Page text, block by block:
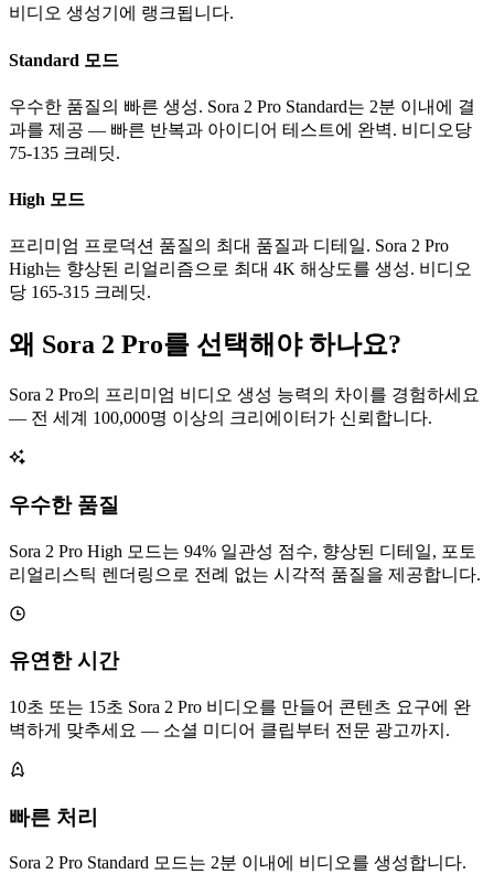
비디오 생성기에 랭크됩니다.
Standard 모드
우수한 품질의 빠른 생성. Sora 2 Pro Standard는 2분 이내에 결
과를 제공 — 빠른 반복과 아이디어 테스트에 완벽. 비디오당
75-135 크레딧.
High 모드
프리미엄 프로덕션 품질의 최대 품질과 디테일. Sora 2 Pro
High는 향상된 리얼리즘으로 최대 4K 해상도를 생성. 비디오
당 165-315 크레딧.
왜 Sora 2 Pro를 선택해야 하나요?
Sora 2 Pro의 프리미엄 비디오 생성 능력의 차이를 경험하세요
— 전 세계 100,000명 이상의 크리에이터가 신뢰합니다.
우수한 품질
Sora 2 Pro High 모드는 94% 일관성 점수, 향상된 디테일, 포토
리얼리스틱 렌더링으로 전례 없는 시각적 품질을 제공합니다.
유연한 시간
10초 또는 15초 Sora 2 Pro 비디오를 만들어 콘텐츠 요구에 완
벽하게 맞추세요 — 소셜 미디어 클립부터 전문 광고까지.
빠른 처리
Sora 2 Pro Standard 모드는 2분 이내에 비디오를 생성합니다.